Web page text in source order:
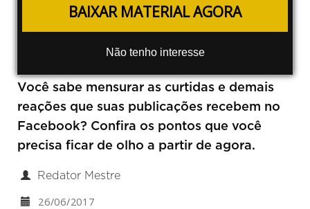
BAIXAR MATERIAL AGORA
Não tenho interesse
Como Avaliar Curtidas no
Você sabe mensurar as curtidas e demais
reações que suas publicações recebem no
Facebook? Confira os pontos que você
precisa ficar de olho a partir de agora.
Redator Mestre
26/06/2017